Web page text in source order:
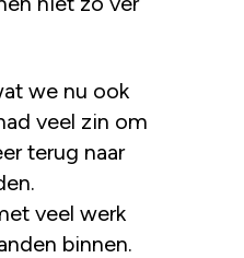
we nu ook
veel zin om
terug naar
veel werk
binnen.